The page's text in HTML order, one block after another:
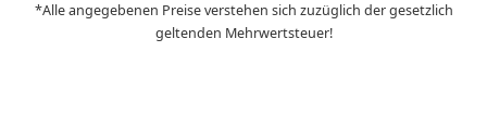
*Alle angegebenen Preise verstehen sich zuzüglich der gesetzlich
geltenden Mehrwertsteuer!